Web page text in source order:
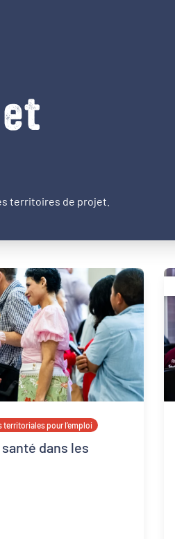
territoires de projet.
territoriales pour l’emploi
dans les